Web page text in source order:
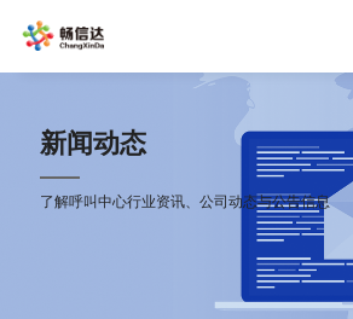
新闻动态
了解呼叫中心行业资讯、公司动态与公告信息